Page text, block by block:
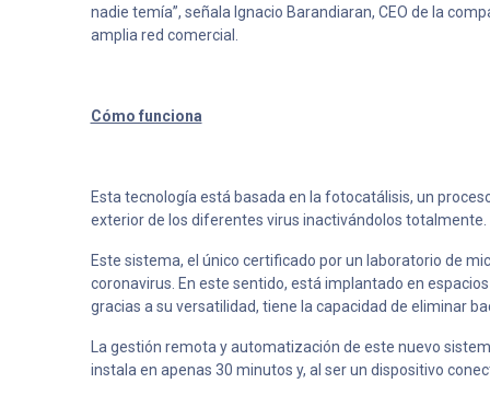
nadie temía”, señala Ignacio Barandiaran, CEO de la
amplia red comercial.
Cómo funciona
Esta tecnología está basada en la fotocatálisis, un
exterior de los diferentes virus inactivándolos
Este sistema, el único certificado por un laboratorio de
coronavirus. En este sentido, está implantado en
gracias a su versatilidad, tiene la capacidad de eliminar
La gestión remota y automatización de este nuevo
instala en apenas 30 minutos y, al ser un dispositivo